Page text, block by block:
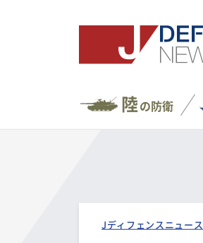
陸の防衛
Jディフェンスニュース